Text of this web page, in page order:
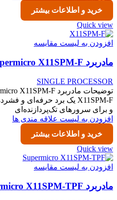
خرید و اطلاعات بیشتر
Quick view
افزودن به لیست مقایسه
مادربرد Supermicro X11SPM-F
SINGLE PROCESSOR
و برای سرورهای تک‌پردازنده‌ای
افزودن به لیست علاقه مندی ها
خرید و اطلاعات بیشتر
Quick view
افزودن به لیست مقایسه
مادربرد Supermicro X11SPM-TPF